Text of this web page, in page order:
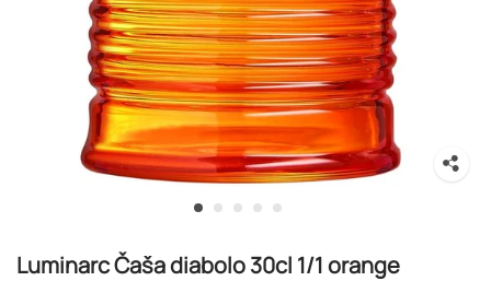
Luminarc Čaša diabolo 30cl 1/1 orange